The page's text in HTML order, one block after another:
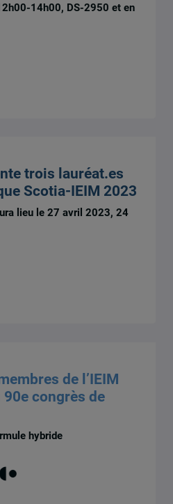
14h00, DS-2950 et en
trois lauréat.es
Scotia-IEIM 2023
lieu le 27 avril 2023, 24
de l’IEIM
congrès de
hybride